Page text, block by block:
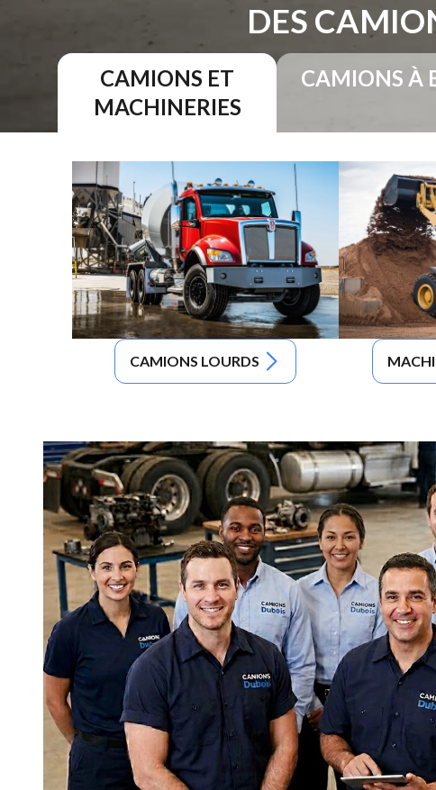
DES
CAMIONS ET
MACHINERIES
CAMIONS À
CAMIONS LOURDS